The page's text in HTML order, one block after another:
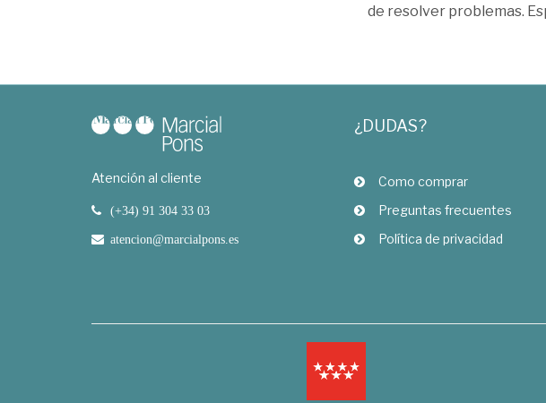
de resolver problemas.
Atención al cliente
(+34) 91 304 33 03
atencion@marcialpons.es
¿DUDAS?
Como comprar
Preguntas frecuentes
Política de privacidad